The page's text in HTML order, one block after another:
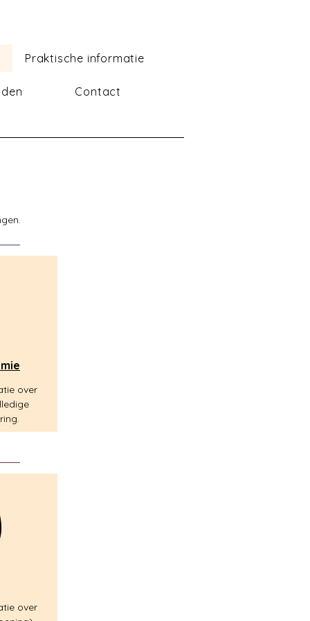
Praktische informatie
Contact
over
over